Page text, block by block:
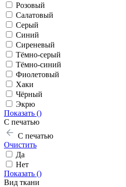
Розовый
Салатовый
Серый
Синий
Сиреневый
Тёмно-серый
Тёмно-синий
Фиолетовый
Хаки
Чёрный
Экрю
Показать ()
С печатью
С печатью
Очистить
Да
Нет
Показать ()
Вид ткани